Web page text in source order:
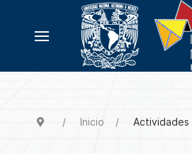
Inicio Actividades